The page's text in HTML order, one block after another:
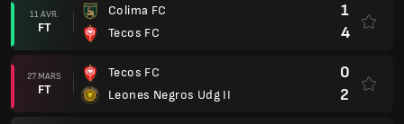
11 AVR.
FT
Colima FC
Tecos FC
1
4
27 MARS
FT
Tecos FC
Leones Negros Udg II
0
2